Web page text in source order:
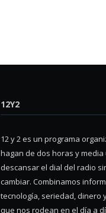
12Y2
12 y 2 es un programa
hagan de dos horas y
descansar el dial del radio
cambiar. Combinamos
tecnología, seriedad, dinero
que nos rodean en el día a